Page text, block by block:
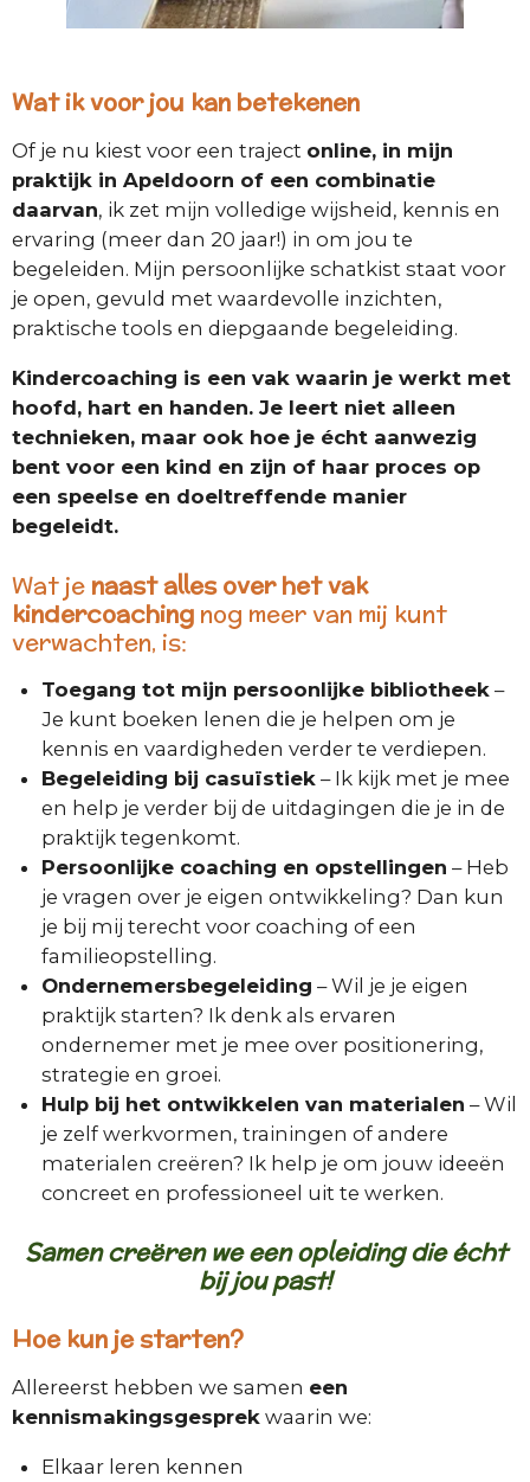
Wat ik voor jou kan betekenen
Of je nu kiest voor een traject online, in mijn
praktijk in Apeldoorn of een combinatie
daarvan, ik zet mijn volledige wijsheid, kennis en
ervaring (meer dan 20 jaar!) in om jou te
begeleiden. Mijn persoonlijke schatkist staat voor
je open, gevuld met waardevolle inzichten,
praktische tools en diepgaande begeleiding.
Kindercoaching is een vak waarin je werkt met
hoofd, hart en handen. Je leert niet alleen
technieken, maar ook hoe je écht aanwezig
bent voor een kind en zijn of haar proces op
een speelse en doeltreffende manier
begeleidt.
Wat je naast alles over het vak
kindercoaching nog meer van mij kunt
verwachten, is:
Toegang tot mijn persoonlijke bibliotheek –
Je kunt boeken lenen die je helpen om je
kennis en vaardigheden verder te verdiepen.
Begeleiding bij casuïstiek – Ik kijk met je mee
en help je verder bij de uitdagingen die je in de
praktijk tegenkomt.
Persoonlijke coaching en opstellingen – Heb
je vragen over je eigen ontwikkeling? Dan kun
je bij mij terecht voor coaching of een
familieopstelling.
Ondernemersbegeleiding – Wil je je eigen
praktijk starten? Ik denk als ervaren
ondernemer met je mee over positionering,
strategie en groei.
Hulp bij het ontwikkelen van materialen – Wil
je zelf werkvormen, trainingen of andere
materialen creëren? Ik help je om jouw ideeën
concreet en professioneel uit te werken.
Samen creëren we een opleiding die écht
bij jou past!
Hoe kun je starten?
Allereerst hebben we samen een
kennismakingsgesprek waarin we:
Elkaar leren kennen